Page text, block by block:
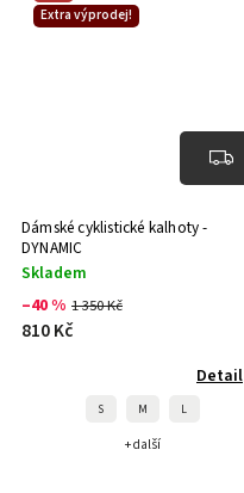
Extra výprodej!
Dámské cyklistické kalhoty -
DYNAMIC
Skladem
–40 % 1 350 Kč
810 Kč
Detail
S M L
+ další